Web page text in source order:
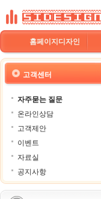
홈페이지디자인
고객센터
자주묻는 질문
온라인상담
고객제안
이벤트
자료실
공지사항